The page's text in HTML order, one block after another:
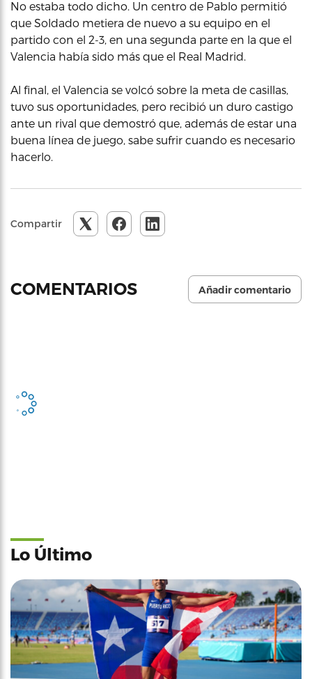
No estaba todo dicho. Un centro de Pablo permitió
que Soldado metiera de nuevo a su equipo en el
partido con el 2-3, en una segunda parte en la que el
Valencia había sido más que el Real Madrid.
Al final, el Valencia se volcó sobre la meta de casillas,
tuvo sus oportunidades, pero recibió un duro castigo
ante un rival que demostró que, además de estar una
buena línea de juego, sabe sufrir cuando es necesario
hacerlo.
Compartir
COMENTARIOS Añadir comentario
Lo Último